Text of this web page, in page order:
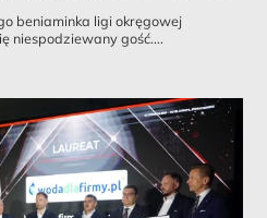
beniaminka ligi okręgowej
niespodziewany gość....